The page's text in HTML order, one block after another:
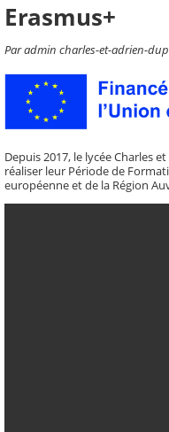
Erasmus+
Par admin charles-et-adrien-
Depuis 2017, le lycée Charles
réaliser leur Période de
européenne et de la Région